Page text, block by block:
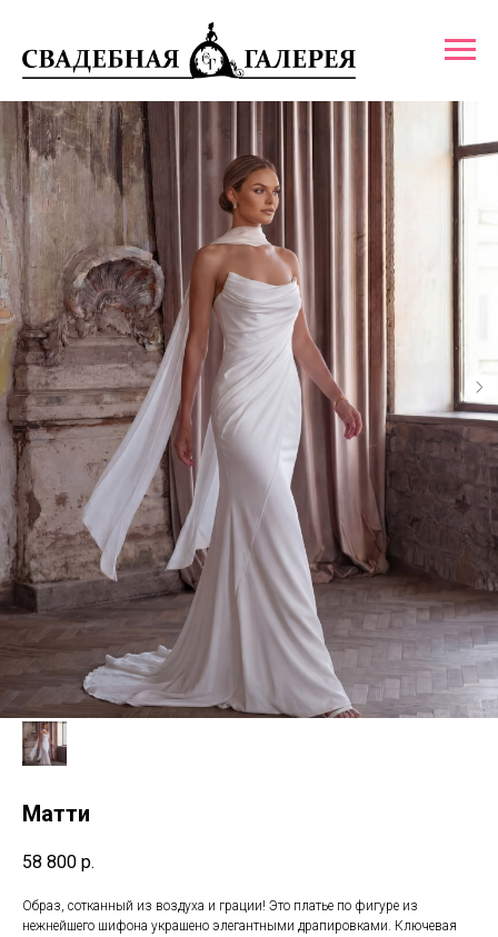
Матти
58 800 р.
Образ, сотканный из воздуха и грации! Это платье по фигуре из
нежнейшего шифона украшено элегантными драпировками. Ключевая